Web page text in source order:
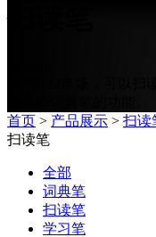
面向K12市场，可以扫
首页 > 产品展示 > 扫读
扫读笔
全部
词典笔
扫读笔
学习笔